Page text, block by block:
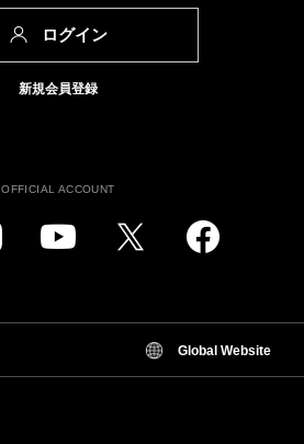
ログイン
新規会員登録
OFFICIAL ACCOUNT
Global Website